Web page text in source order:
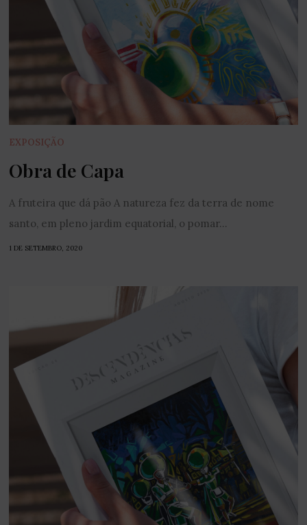
EXPOSIÇÃO
Obra de Capa
A fruteira que dá pão A natureza fez da terra de nome
santo, em pleno jardim equatorial, o pomar...
1 DE SETEMBRO, 2020